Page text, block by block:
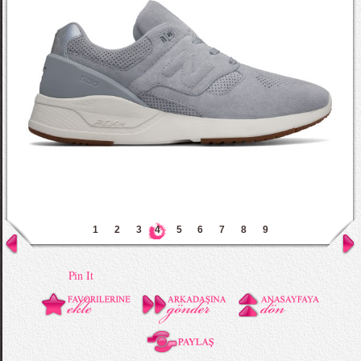
1 2 3 4 5 6 7 8 9
Pin It